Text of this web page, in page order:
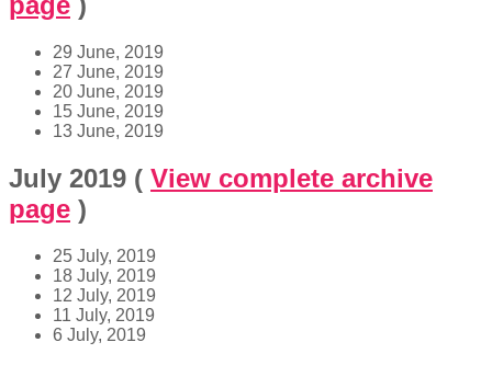
29 June, 2019
27 June, 2019
20 June, 2019
15 June, 2019
13 June, 2019
July 2019 ( View complete archive
page )
25 July, 2019
18 July, 2019
12 July, 2019
11 July, 2019
6 July, 2019